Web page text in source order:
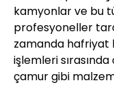
kamyonlar ve bu
profesyoneller
zamanda hafriyat
işlemleri
çamur gibi